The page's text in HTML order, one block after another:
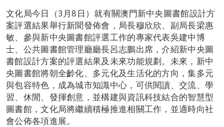
文化局今日（3月8日）就有關澳門新中央圖書館設計方
案評選結果舉行新聞發佈會，局長穆欣欣、副局長梁惠
敏、參與新中央圖書館評選工作的專家代表吳建中博
士、公共圖書館管理廳廳長呂志鵬出席，介紹新中央圖
書館設計方案的評選結果及未來功能規劃。未來，新中
央圖書館將朝全齡化、多元化及生活化的方向，集多元
與包容特色，成為城市知識中心，可供閱讀、交流、學
習、休閒、發揮創意，並構建與資訊科技結合的智慧型
圖書館，文化局將繼續積極推進相關工作，並適時向社
會公佈各項進展。